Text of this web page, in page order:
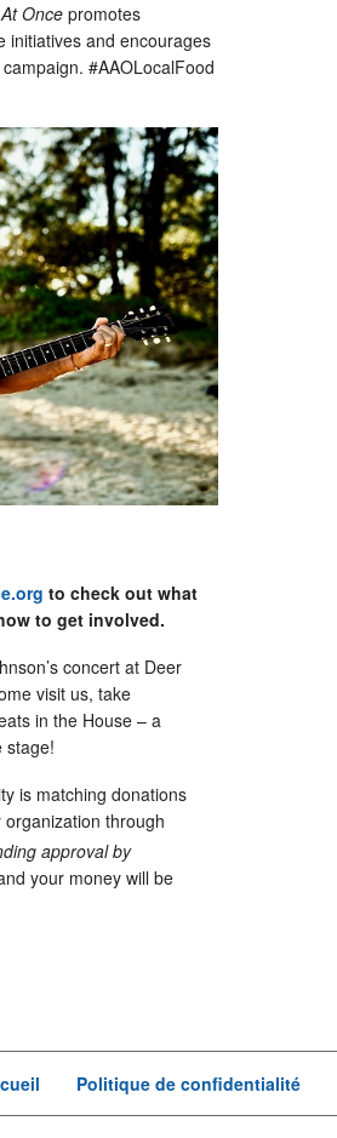
Oncepromotes
initiatives and encourages
campaign. #AAOLocalFood
to check out what
to get involved.
concert at Deer
visit us, take
in the House – a
stage!
is matching donations
through
approval by
your money will be
Politique de confidentialité